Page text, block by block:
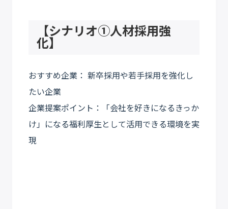
【シナリオ①人材採用強
化】
おすすめ企業： 新卒採用や若手採用を強化し
たい企業
企業提案ポイント：「会社を好きになるきっか
け」になる福利厚生として活用できる環境を実
現